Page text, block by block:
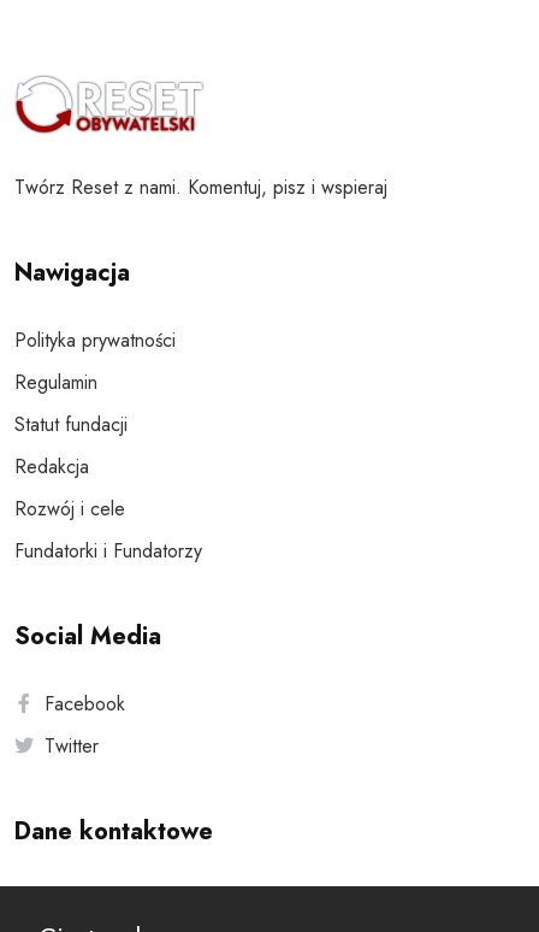
Twórz Reset z nami. Komentuj, pisz i wspieraj
Nawigacja
Polityka prywatności
Regulamin
Statut fundacji
Redakcja
Rozwój i cele
Fundatorki i Fundatorzy
Social Media
Facebook
Twitter
Dane kontaktowe